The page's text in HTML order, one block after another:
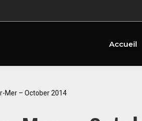
Accueil
Mer – October 2014